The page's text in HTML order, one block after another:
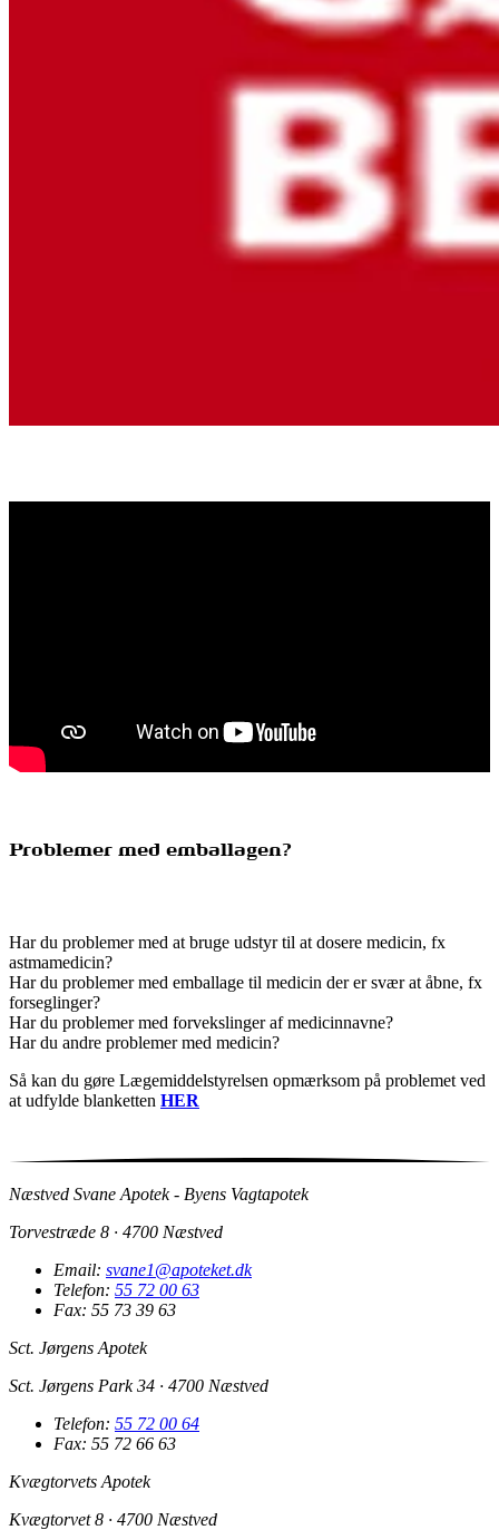
Problemer med emballagen?
Har du problemer med at bruge udstyr til at dosere medicin, fx
astmamedicin?
Har du problemer med emballage til medicin der er svær at åbne, fx
forseglinger?
Har du problemer med forvekslinger af medicinnavne?
Har du andre problemer med medicin?
Så kan du gøre Lægemiddelstyrelsen opmærksom på problemet ved
at udfylde blanketten HER
Næstved Svane Apotek - Byens Vagtapotek
Torvestræde 8 · 4700 Næstved
Email: svane1@apoteket.dk
Telefon: 55 72 00 63
Fax: 55 73 39 63
Sct. Jørgens Apotek
Sct. Jørgens Park 34 · 4700 Næstved
Telefon: 55 72 00 64
Fax: 55 72 66 63
Kvægtorvets Apotek
Kvægtorvet 8 · 4700 Næstved